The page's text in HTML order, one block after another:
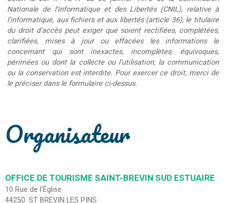
Nationale de l'Informatique et des Libertés (CNIL), relative à
l'informatique, aux fichiers et aux libertés (article 36), le titulaire
du droit d'accès peut exiger que soient rectifiées, complétées,
clarifiées, mises à jour ou effacées les informations le
concernant qui sont inexactes, incomplètes, équivoques,
périmées ou dont la collecte ou l'utilisation, la communication
ou la conservation est interdite. Pour exercer ce droit, merci de
le préciser dans le formulaire ci-dessus.
Organisateur
OFFICE DE TOURISME SAINT-BREVIN SUD ESTUAIRE
10 Rue de l'Église
44250 ST BREVIN LES PINS